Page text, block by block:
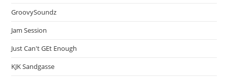
GroovySoundz
Jam Session
Just Can't GEt Enough
KJK Sandgasse